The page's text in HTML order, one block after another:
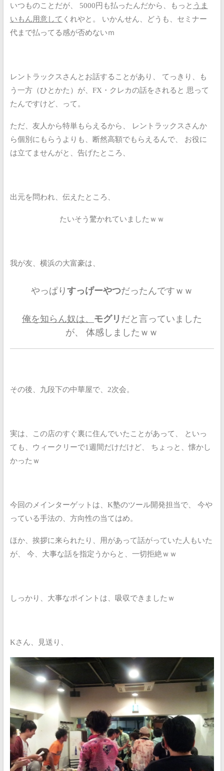
いつものことだが、 5000円も払ったんだから、もっと うま
いもん用意して くれやと。
いかんせん、どうも、セミナー
代まで払ってる感が否めないｍ
レントラックスさんとお話することがあり、
てっきり、も
う一方（ひとかた）が、FX・クレカの話をされると 思って
たんですけど、って。
ただ、友人から特単もらえるから、
レントラックスさんか
ら個別にもらうよりも、断然高額でもらえるんで、
お役に
は立てませんがと、告げたところ、
出元を問われ、伝えたところ、
たいそう驚かれていましたｗｗ
我が友、横浜の大富豪は、
やっぱり すっげーやつだったんですｗｗ
俺を知らん奴は、 モグリ だと言っていました
が、
体感しましたｗｗ
その後、九段下の中華屋で、2次会。
実は、この店のすぐ裏に住んでいたことがあって、
といっ
ても、ウィークリーで1週間だけだけど、
ちょっと、懐かし
かったｗ
今回のメインターゲットは、K塾のツール開発担当で、
今や
っている手法の、方向性の当てはめ。
ほか、挨拶に来られたり、用があって話がっていた人もいた
が、
今、大事な話を指定うからと、一切拒絶ｗｗ
しっかり、大事なポイントは、吸収できましたｗ
Kさん、見送り、